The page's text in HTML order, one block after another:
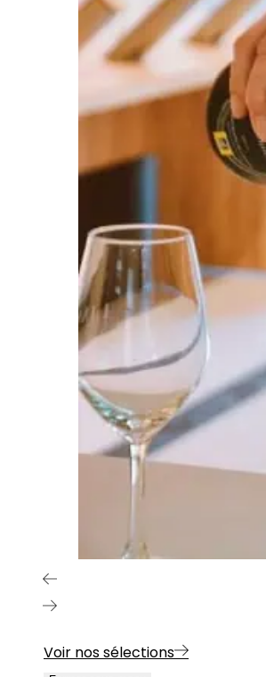
Voir nos sélections